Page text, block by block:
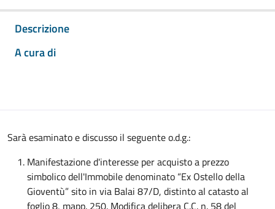
Descrizione
A cura di
Sarà esaminato e discusso il seguente o.d.g.:
Manifestazione d'interesse per acquisto a prezzo
simbolico dell'Immobile denominato “Ex Ostello della
Gioventù” sito in via Balai 87/D, distinto al catasto al
foglio 8, mapp. 250. Modifica delibera C.C. n. 58 del